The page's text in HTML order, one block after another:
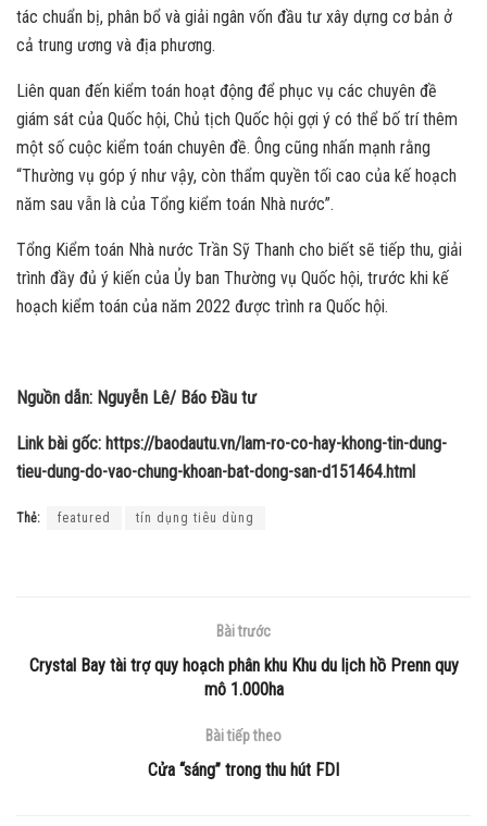
tác chuẩn bị, phân bổ và giải ngân vốn đầu tư xây dựng cơ bản ở
cả trung ương và địa phương.
Liên quan đến kiểm toán hoạt động để phục vụ các chuyên đề
giám sát của Quốc hội, Chủ tịch Quốc hội gợi ý có thể bố trí thêm
một số cuộc kiểm toán chuyên đề. Ông cũng nhấn mạnh rằng
“Thường vụ góp ý như vậy, còn thẩm quyền tối cao của kế hoạch
năm sau vẫn là của Tổng kiểm toán Nhà nước”.
Tổng Kiểm toán Nhà nước Trần Sỹ Thanh cho biết sẽ tiếp thu, giải
trình đầy đủ ý kiến của Ủy ban Thường vụ Quốc hội, trước khi kế
hoạch kiểm toán của năm 2022 được trình ra Quốc hội.
Nguồn dẫn: Nguyễn Lê/ Báo Đầu tư
Link bài gốc: https://baodautu.vn/lam-ro-co-hay-khong-tin-dung-
tieu-dung-do-vao-chung-khoan-bat-dong-san-d151464.html
Thẻ: featured tín dụng tiêu dùng
Bài trước
Crystal Bay tài trợ quy hoạch phân khu Khu du lịch hồ Prenn quy
mô 1.000ha
Bài tiếp theo
Cửa “sáng” trong thu hút FDI